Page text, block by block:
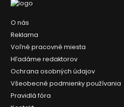
O nás
Reklama
Voľné pracovné miesta
Hľadáme redaktorov
Ochrana osobných údajov
Všeobecné podmienky používania
Pravidlá fóra